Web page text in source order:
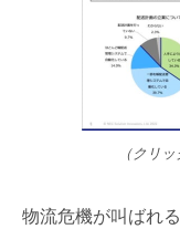
（クリ
物流危機が叫ばれ